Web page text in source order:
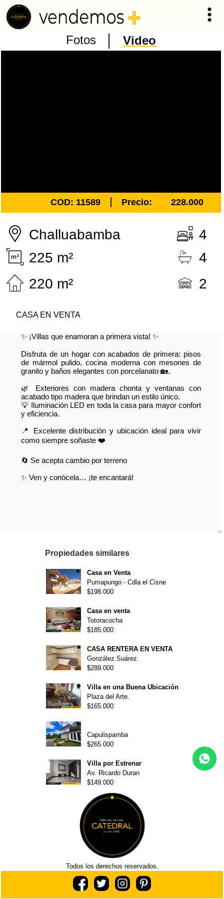
Fotos Video
COD: 11589 Precio: 228.000
Challuabamba
4
225 m²
4
220 m²
2
CASA EN VENTA
Propiedades similares
Casa en Venta
Pumapungo - Cdla el Cisne
$198.000
Casa en venta
Totoracocha
$185.000
CASA RENTERA EN VENTA
González Suárez
$289.000
Villa en una Buena Ubicación
Plaza del Arte.
$165.000
Capulispamba
$265.000
Villa por Estrenar
Av. Ricardo Duran
$149.000
Todos los derechos reservados.